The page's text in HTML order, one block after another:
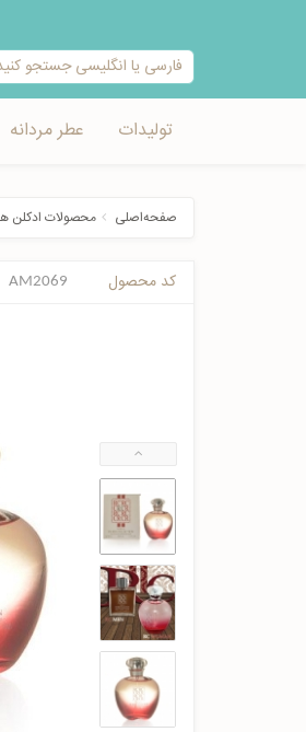
تولیدات عطر مردانه
صفحه‌اصلی محصولات ادکلن
کد محصول AM2069